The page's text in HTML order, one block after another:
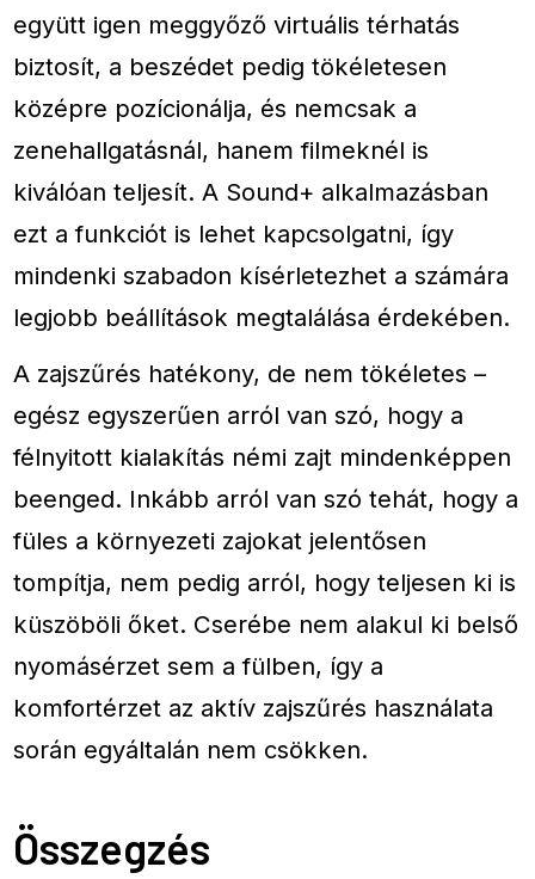
együtt igen meggyőző virtuális térhatás
biztosít, a beszédet pedig tökéletesen
középre pozícionálja, és nemcsak a
zenehallgatásnál, hanem filmeknél is
kiválóan teljesít. A Sound+ alkalmazásban
ezt a funkciót is lehet kapcsolgatni, így
mindenki szabadon kísérletezhet a számára
legjobb beállítások megtalálása érdekében.
A zajszűrés hatékony, de nem tökéletes –
egész egyszerűen arról van szó, hogy a
félnyitott kialakítás némi zajt mindenképpen
beenged. Inkább arról van szó tehát, hogy a
füles a környezeti zajokat jelentősen
tompítja, nem pedig arról, hogy teljesen ki is
küszöböli őket. Cserébe nem alakul ki belső
nyomásérzet sem a fülben, így a
komfortérzet az aktív zajszűrés használata
során egyáltalán nem csökken.
Összegzés